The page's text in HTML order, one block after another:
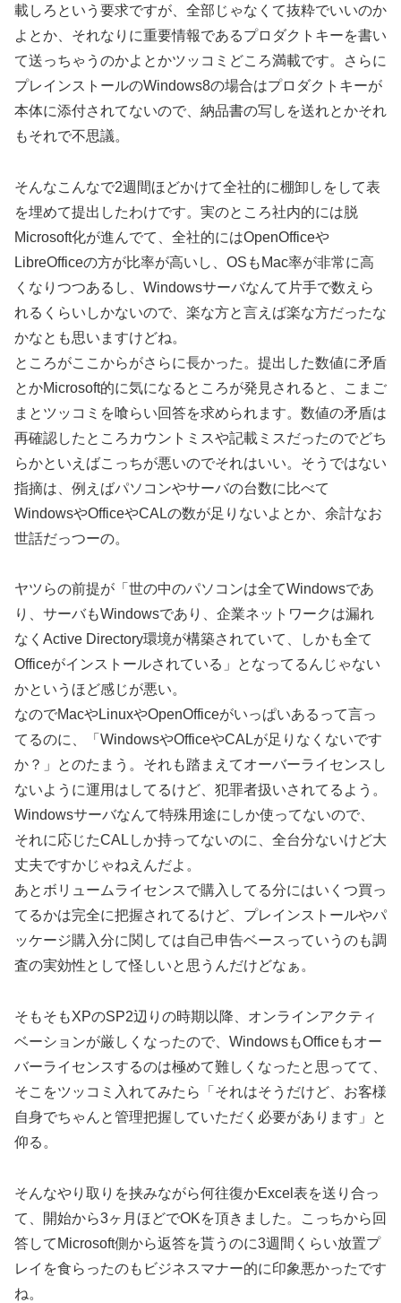
載しろという要求ですが、全部じゃなくて抜粋でいいのか
よとか、それなりに重要情報であるプロダクトキーを書い
て送っちゃうのかよとかツッコミどころ満載です。さらに
プレインストールのWindows8の場合はプロダクトキーが
本体に添付されてないので、納品書の写しを送れとかそれ
もそれで不思議。
そんなこんなで2週間ほどかけて全社的に棚卸しをして表
を埋めて提出したわけです。実のところ社内的には脱
Microsoft化が進んでて、全社的にはOpenOfficeや
LibreOfficeの方が比率が高いし、OSもMac率が非常に高
くなりつつあるし、Windowsサーバなんて片手で数えら
れるくらいしかないので、楽な方と言えば楽な方だったな
かなとも思いますけどね。
ところがここからがさらに長かった。提出した数値に矛盾
とかMicrosoft的に気になるところが発見されると、こまご
まとツッコミを喰らい回答を求められます。数値の矛盾は
再確認したところカウントミスや記載ミスだったのでどち
らかといえばこっちが悪いのでそれはいい。そうではない
指摘は、例えばパソコンやサーバの台数に比べて
WindowsやOfficeやCALの数が足りないよとか、余計なお
世話だっつーの。
ヤツらの前提が「世の中のパソコンは全てWindowsであ
り、サーバもWindowsであり、企業ネットワークは漏れ
なくActive Directory環境が構築されていて、しかも全て
Officeがインストールされている」となってるんじゃない
かというほど感じが悪い。
なのでMacやLinuxやOpenOfficeがいっぱいあるって言っ
てるのに、「WindowsやOfficeやCALが足りなくないです
か？」とのたまう。それも踏まえてオーバーライセンスし
ないように運用はしてるけど、犯罪者扱いされてるよう。
Windowsサーバなんて特殊用途にしか使ってないので、
それに応じたCALしか持ってないのに、全台分ないけど大
丈夫ですかじゃねえんだよ。
あとボリュームライセンスで購入してる分にはいくつ買っ
てるかは完全に把握されてるけど、プレインストールやパ
ッケージ購入分に関しては自己申告ベースっていうのも調
査の実効性として怪しいと思うんだけどなぁ。
そもそもXPのSP2辺りの時期以降、オンラインアクティ
ベーションが厳しくなったので、WindowsもOfficeもオー
バーライセンスするのは極めて難しくなったと思ってて、
そこをツッコミ入れてみたら「それはそうだけど、お客様
自身でちゃんと管理把握していただく必要があります」と
仰る。
そんなやり取りを挟みながら何往復かExcel表を送り合っ
て、開始から3ヶ月ほどでOKを頂きました。こっちから回
答してMicrosoft側から返答を貰うのに3週間くらい放置プ
レイを食らったのもビジネスマナー的に印象悪かったです
ね。